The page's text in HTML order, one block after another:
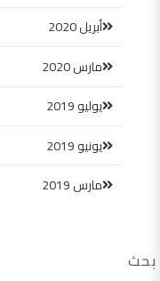
أبريل 2020
مارس 2020
يوليو 2019
يونيو 2019
مارس 2019
بحث